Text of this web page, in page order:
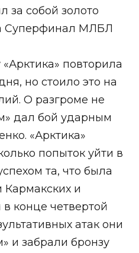
за собой золото
Суперфинал МЛБЛ
повторила
но стоило это на
О разгроме не
дал бой ударным
«Арктика»
попыток уйти в
та, что была
Кармакских и
конце четвертой
атак они
и забрали бронзу